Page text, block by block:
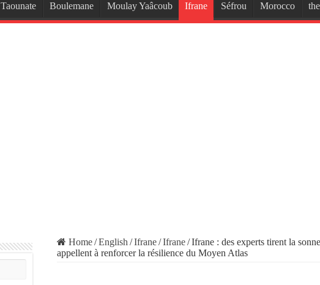
Taounate Boulemane Moulay Yaâcoub Ifrane Séfrou Morocco
Home/English /Ifrane/Ifrane/Ifrane : des experts tirent la
appellent à renforcer la résilience du Moyen Atlas